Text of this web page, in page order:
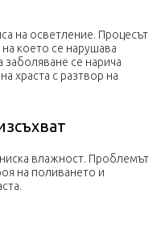
на осветление. Процесът
което се нарушава
се нарича
храста с разтвор на
влажност. Проблемът
на поливането и